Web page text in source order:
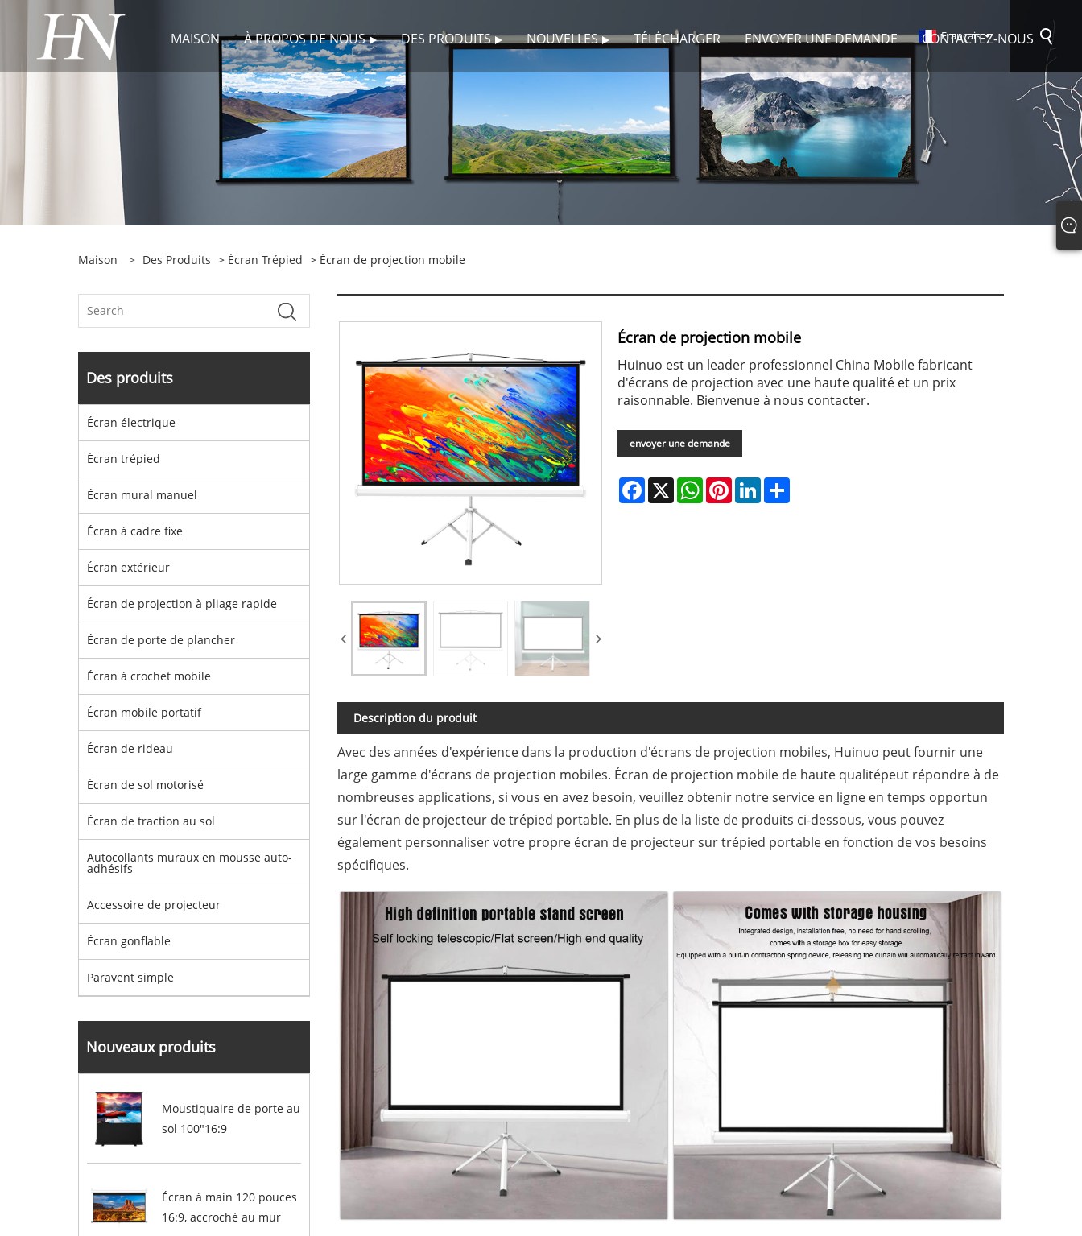
MAISON À PROPOS DE NOUS DES PRODUITS NOUVELLES TÉLÉCHARGER ENVOYER UNE DEMANDE CONTACTEZ-NOUS
Français
Maison > Des Produits > Écran Trépied > Écran de projection mobile
Des produits
Écran électrique
Écran trépied
Écran mural manuel
Écran à cadre fixe
Écran extérieur
Écran de projection à pliage rapide
Écran de porte de plancher
Écran à crochet mobile
Écran mobile portatif
Écran de rideau
Écran de sol motorisé
Écran de traction au sol
Autocollants muraux en mousse auto-
adhésifs
Accessoire de projecteur
Écran gonflable
Paravent simple
Nouveaux produits
Moustiquaire de porte au
sol 100"16:9
Écran à main 120 pouces
16:9, accroché au mur
Écran de projection mobile
Huinuo est un leader professionnel China Mobile fabricant
d'écrans de projection avec une haute qualité et un prix
raisonnable. Bienvenue à nous contacter.
envoyer une demande
Facebook
X WhatsAppPinterestLinkedInShare
Description du produit
Avec des années d'expérience dans la production d'écrans de projection mobiles, Huinuo peut fournir une
large gamme d'écrans de projection mobiles. Écran de projection mobile de haute qualitépeut répondre à de
nombreuses applications, si vous en avez besoin, veuillez obtenir notre service en ligne en temps opportun
sur l'écran de projecteur de trépied portable. En plus de la liste de produits ci-dessous, vous pouvez
également personnaliser votre propre écran de projecteur sur trépied portable en fonction de vos besoins
spécifiques.